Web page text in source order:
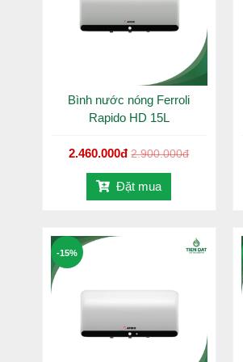
BẢO VỆ 4 CẤP ĐỘ:
Bộ chống rò điện (ELCB):
cơ thể con người khi chạm
Van xả cặn tiện ích: Việc
Rơ le chống quá nhiệt –
Bình nước nóng Ferroli
Rapido HD 15L
2.460.000đ 2.900.000đ
Đặt mua
-15%